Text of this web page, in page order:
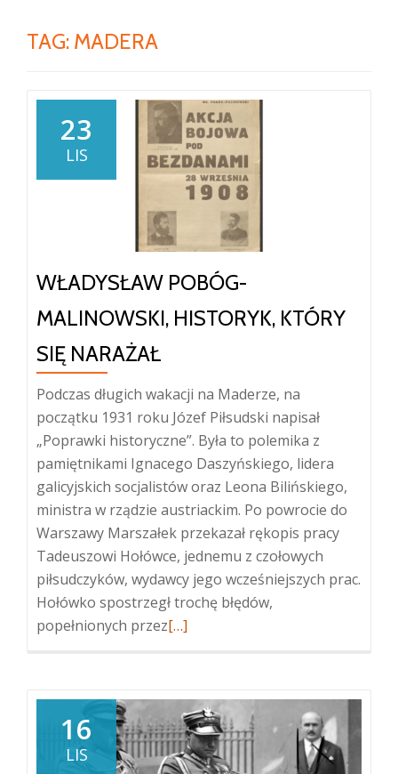
TAG: MADERA
23
LIS
WŁADYSŁAW POBÓG-
MALINOWSKI, HISTORYK, KTÓRY
SIĘ NARAŻAŁ
Podczas długich wakacji na Maderze, na
początku 1931 roku Józef Piłsudski napisał
„Poprawki historyczne”. Była to polemika z
pamiętnikami Ignacego Daszyńskiego, lidera
galicyjskich socjalistów oraz Leona Bilińskiego,
ministra w rządzie austriackim. Po powrocie do
Warszawy Marszałek przekazał rękopis pracy
Tadeuszowi Hołówce, jednemu z czołowych
piłsudczyków, wydawcy jego wcześniejszych prac.
Hołówko spostrzegł trochę błędów,
popełnionych przezWięcej
historyk,
który
się
[…]
16
LIS